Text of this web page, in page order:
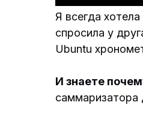
Я всегда
спросила у
Ubuntu
И знаете
саммаризатора